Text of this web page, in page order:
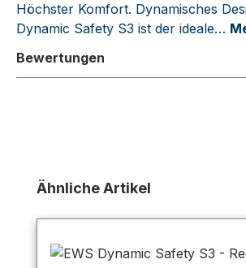
Höchster Komfort. Dynamisches
Dynamic Safety S3 ist der ideale…
Bewertungen
Produktgalerie überspringen
Ähnliche Artikel